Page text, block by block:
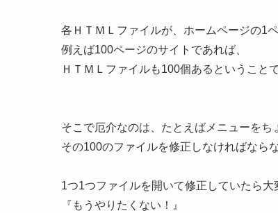
各ＨＴＭＬファイルが、ホームページの1
例えば100ページのサイトであれば、
ＨＴＭＬファイルも100個あるということで
そこで厄介なのは、たとえばメニューをち
その100のファイルを修正しなければなら
1つ1つファイルを開いて修正していたら大
『もうやりたくない！』